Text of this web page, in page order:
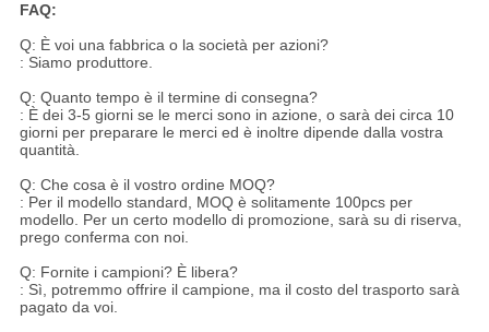
FAQ:
Q: È voi una fabbrica o la società per azioni?
: Siamo produttore.
Q: Quanto tempo è il termine di consegna?
: È dei 3-5 giorni se le merci sono in azione, o sarà dei circa 10
giorni per preparare le merci ed è inoltre dipende dalla vostra
quantità.
Q: Che cosa è il vostro ordine MOQ?
: Per il modello standard, MOQ è solitamente 100pcs per
modello. Per un certo modello di promozione, sarà su di riserva,
prego conferma con noi.
Q: Fornite i campioni? È libera?
: Sì, potremmo offrire il campione, ma il costo del trasporto sarà
pagato da voi.